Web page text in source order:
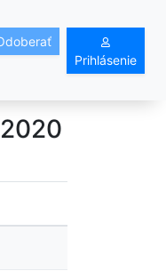
Prihlásenie